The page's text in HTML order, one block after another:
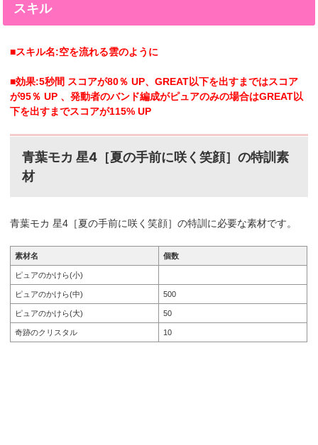
スキル
■スキル名:空を流れる雲のように
■効果:5秒間 スコアが80％ UP、GREAT以下を出すまではスコア
が95％ UP 、発動者のバンド編成がピュアのみの場合はGREAT以
下を出すまでスコアが115% UP
青葉モカ 星4［夏の手前に咲く笑顔］ の特訓素
材
青葉モカ 星4［夏の手前に咲く笑顔］の特訓に必要な素材です。
素材名 個数
ピュアのかけら(小)
ピュアのかけら(中) 500
ピュアのかけら(大) 50
奇跡のクリスタル 10